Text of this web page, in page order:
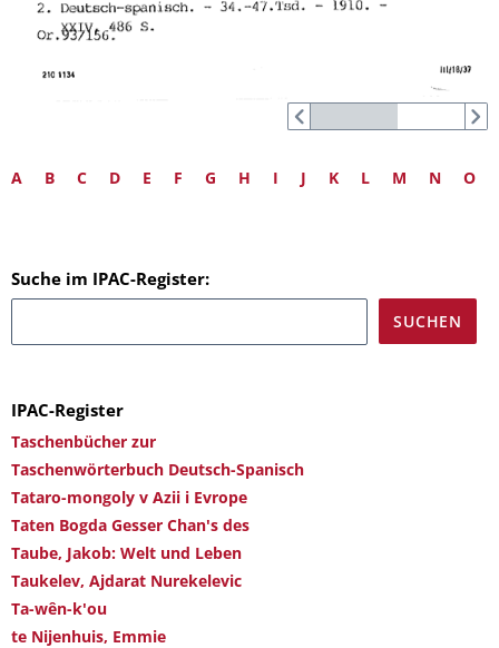
A B C D E F G H I J K L M N O
Suche im IPAC-Register:
IPAC-Register
Taschenbücher zur
Taschenwörterbuch Deutsch-Spanisch
Tataro-mongoly v Azii i Evrope
Taten Bogda Gesser Chan's des
Taube, Jakob: Welt und Leben
Taukelev, Ajdarat Nurekelevic
Ta-wên-k'ou
te Nijenhuis, Emmie